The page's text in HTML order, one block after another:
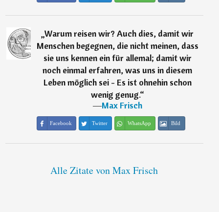
„Warum reisen wir? Auch dies, damit wir
Menschen begegnen, die nicht meinen, dass
sie uns kennen ein für allemal; damit wir
noch einmal erfahren, was uns in diesem
Leben möglich sei - Es ist ohnehin schon
wenig genug.“
―Max Frisch
Facebook Twitter WhatsApp Bild
Alle Zitate von Max Frisch